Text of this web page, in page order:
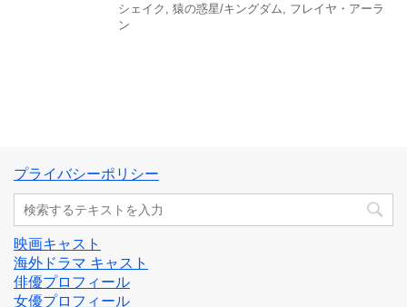
シェイク
猿の惑星/キングダム
フレイヤ・アーラ
ン
プライバシーポリシー
映画キャスト
海外ドラマ キャスト
俳優プロフィール
女優プロフィール